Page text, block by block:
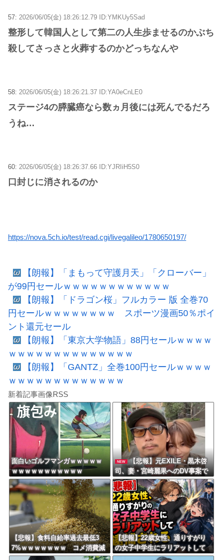
57: 2026/06/05(金) 18:26:12.79 ID:YMKUy5Sad
整形して韓国人として第二の人生歩ませるのかぶち
殺してさっさと火葬するのかどっちなんや
58: 2026/06/05(金) 18:26:21.37 ID:YA0eCnLE0
ステージ4の膵臓癌なら数ヵ月後には死んでるだろ
うね…
60: 2026/06/05(金) 18:26:37.66 ID:YJRIiH5S0
口封じに消されるのか
https://nova.5ch.io/test/read.cgi/livegalileo/1780650197/
【朗報】「まもって守護月天」「クローバー」
が99円セールｗｗｗｗｗｗｗｗｗｗｗｗ
【朗報】「ドラゴン桜」フルカラー 版 全巻70
円セールｗｗｗｗｗｗｗｗ スポーツ漫画50％ポイ
ント還元セール
【朗報】「東京大学物語」88円セールｗｗｗｗ
ｗｗｗｗｗｗｗｗｗｗｗｗｗｗ
【朗報】「GANTZ」全巻100円セールｗｗｗｗ
ｗｗｗｗｗｗｗｗｗｗｗｗｗ
新着記事画像RSS
面白いゴルフマンガｗｗｗｗｗ
ｗｗｗｗｗｗｗｗｗｗｗ
NEW
【悲報】元EXILE・黒木啓
司、妻・宮崎麗果へのDV事案で
逮捕されていた！宮崎は全身打
撲、頭部裂傷及び打撲、頸部損
傷・・・
【悲報】食料自給率過去最低3
7%ｗｗｗｗｗｗｗ コメ消費減
響く・・・
【悲報】22歳女性、通りすがり
の女子中学生にラリアットして
逮捕されるｗｗｗｗｗｗｗｗｗ